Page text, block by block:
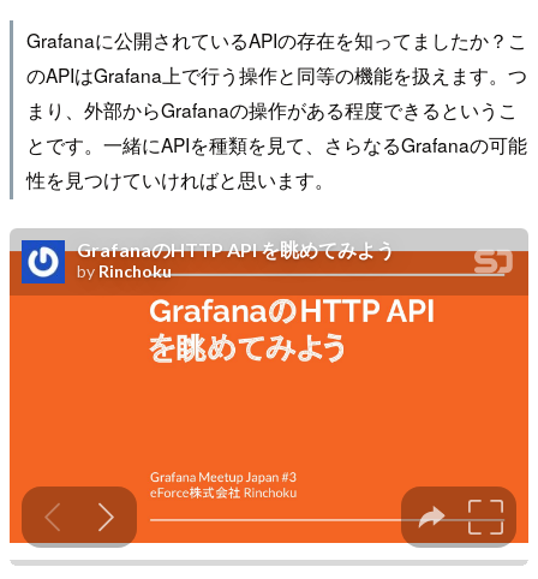
Grafanaに公開されているAPIの存在を知ってましたか？こ
のAPIはGrafana上で行う操作と同等の機能を扱えます。つ
まり、外部からGrafanaの操作がある程度できるというこ
とです。一緒にAPIを種類を見て、さらなるGrafanaの可能
性を見つけていければと思います。